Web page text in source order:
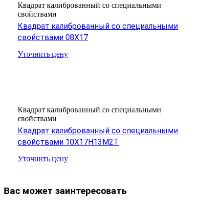
Квадрат калиброванный со специальными
свойствами
Квадрат калиброванный со специальными
свойствами 08Х17
Уточнить цену
Квадрат калиброванный со специальными
свойствами
Квадрат калиброванный со специальными
свойствами 10Х17Н13М2Т
Уточнить цену
Вас может заинтересовать